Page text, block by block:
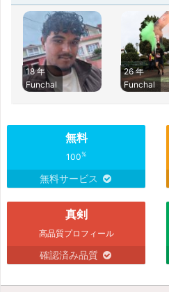
18 年
Funchal
26 年
Funchal
無料
100%
無料サービス
真剣
高品質プロフィール
確認済み品質